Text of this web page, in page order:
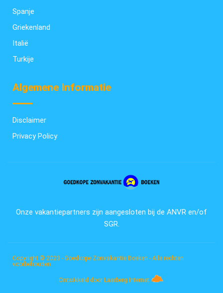
Spanje
Griekenland
Italië
Turkije
Algemene Informatie
Disclaimer
Privacy Policy
Onze vakantiepartners zijn aangesloten bij de ANVR en/of
SGR.
Copyright © 2023 - Goedkope Zonvakantie Boeken - Alle rechten
voorbehouden
Ontwikkeld door Laarberg Internet